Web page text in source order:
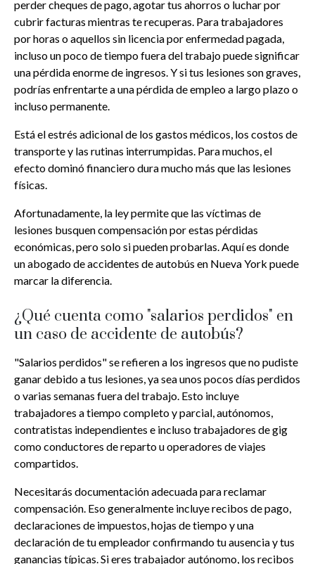
perder cheques de pago, agotar tus ahorros o luchar por
cubrir facturas mientras te recuperas. Para trabajadores
por horas o aquellos sin licencia por enfermedad pagada,
incluso un poco de tiempo fuera del trabajo puede significar
una pérdida enorme de ingresos. Y si tus lesiones son graves,
podrías enfrentarte a una pérdida de empleo a largo plazo o
incluso permanente.
Está el estrés adicional de los gastos médicos, los costos de
transporte y las rutinas interrumpidas. Para muchos, el
efecto dominó financiero dura mucho más que las lesiones
físicas.
Afortunadamente, la ley permite que las víctimas de
lesiones busquen compensación por estas pérdidas
económicas, pero solo si pueden probarlas. Aquí es donde
un abogado de accidentes de autobús en Nueva York puede
marcar la diferencia.
¿Qué cuenta como "salarios perdidos" en
un caso de accidente de autobús?
"Salarios perdidos" se refieren a los ingresos que no pudiste
ganar debido a tus lesiones, ya sea unos pocos días perdidos
o varias semanas fuera del trabajo. Esto incluye
trabajadores a tiempo completo y parcial, autónomos,
contratistas independientes e incluso trabajadores de gig
como conductores de reparto u operadores de viajes
compartidos.
Necesitarás documentación adecuada para reclamar
compensación. Eso generalmente incluye recibos de pago,
declaraciones de impuestos, hojas de tiempo y una
declaración de tu empleador confirmando tu ausencia y tus
ganancias típicas. Si eres trabajador autónomo, los recibos